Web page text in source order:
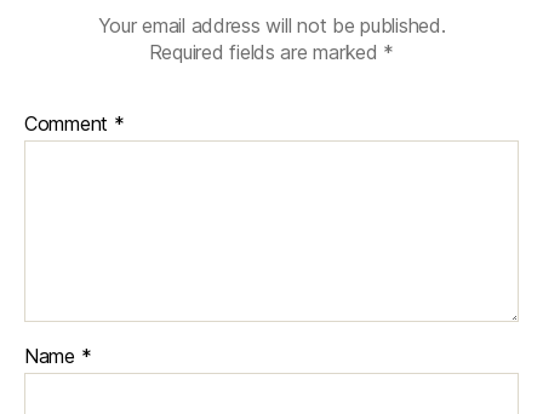
Your email address will not be published.
Required fields are marked *
Comment *
Name *